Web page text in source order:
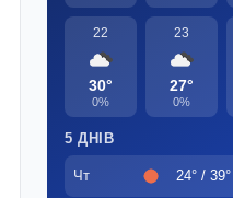
22
30°
0%
23
27°
0%
5 ДНІВ
Чт 24° / 39°